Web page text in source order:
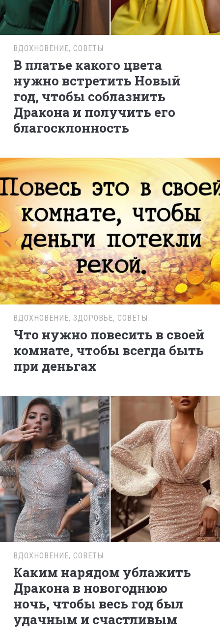
ВДОХНОВЕНИЕ, СОВЕТЫ
В платье какого цвета
нужно встретить Новый
год, чтобы соблазнить
Дракона и получить его
благосклонность
ВДОХНОВЕНИЕ, ЗДОРОВЬЕ, СОВЕТЫ
Что нужно повесить в своей
комнате, чтобы всегда быть
при деньгах
ВДОХНОВЕНИЕ, СОВЕТЫ
Каким нарядом ублажить
Дракона в новогоднюю
ночь, чтобы весь год был
удачным и счастливым